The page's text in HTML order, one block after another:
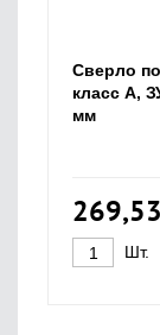
Сверло
класс А,
мм
269,53
Шт.